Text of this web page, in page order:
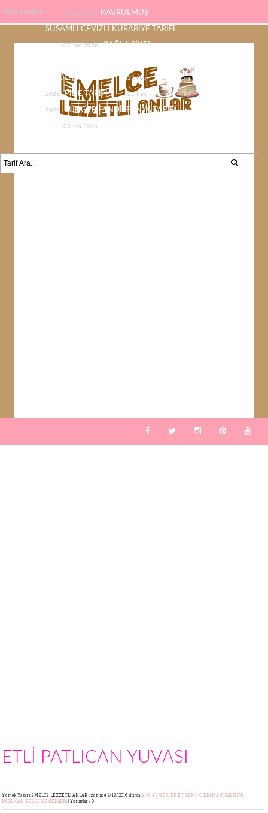
Son yazılar 23 Jul 2026 KAVRULMUŞ
SUSAMLI CEVİZLİ KURABİYE TARİFİ
07 Jun 2026 ÇAĞLA ŞİKEL
ÇİKOLATA TARİFİ 22 Feb
2026 PİDE TARİFİ 21 Feb
2026 SÜNGER PANDİSPANYA TARİFİ
03 Jan 2026
ETLİ PATLICAN YUVASI
Yemek Yazarı EMELCE LEZZETLİ ANLARüzerinde 7/13/2016 altında ANA YEMEKLER ET YEMEKLERİ MANTAR NEW
PATLICAN SEBZE YEMEKLERİ | Yorumlar : 0